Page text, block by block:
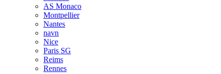
AS Monaco
Montpellier
Nantes
navn
Nice
Paris SG
Reims
Rennes